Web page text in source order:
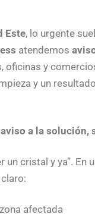
Este, lo urgente
atendemos
oficinas y
y un
a la solución,
un cristal y ya”. En
afectada